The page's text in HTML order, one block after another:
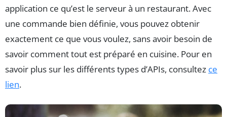
application ce qu’est le serveur à un restaurant. Avec
une commande bien définie, vous pouvez obtenir
exactement ce que vous voulez, sans avoir besoin de
savoir comment tout est préparé en cuisine. Pour en
savoir plus sur les différents types d’APIs, consultez ce
lien.